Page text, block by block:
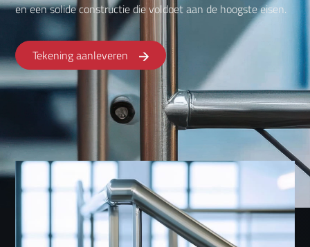
en een solide constructie die voldoet aan de hoogste eisen.
Tekening aanleveren